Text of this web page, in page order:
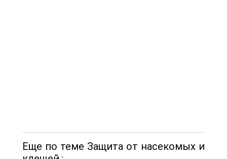
Еще по теме Защита от насекомых и